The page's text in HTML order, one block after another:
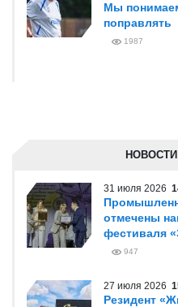
Мы
поправлять
1987
31 июля 2026
отмечены
фестиваля
947
27 июля 2026
Резидент